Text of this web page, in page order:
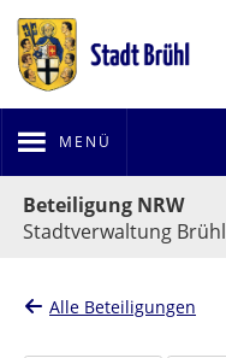
MENÜ
Beteiligung NRW
Stadtverwaltung Brühl
Alle Beteiligungen